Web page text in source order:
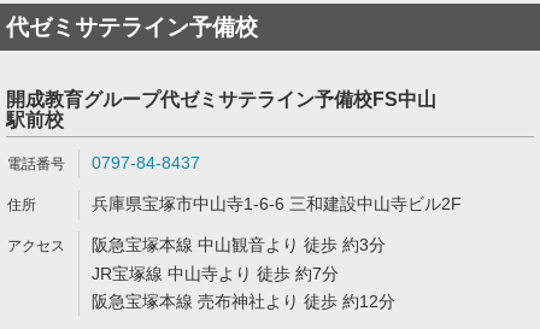
代ゼミサテライン予備校
開成教育グループ代ゼミサテライン予備校FS中山
駅前校
0797-84-8437
兵庫県宝塚市中山寺1-6-6 三和建設中山寺ビル2F
阪急宝塚本線 中山観音より 徒歩 約3分
JR宝塚線 中山寺より 徒歩 約7分
阪急宝塚本線 売布神社より 徒歩 約12分